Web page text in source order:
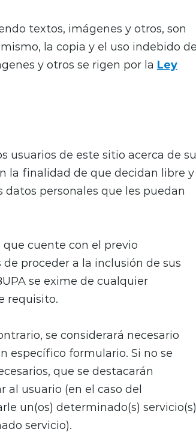
textos, imágenes y otros, son
la copia y el uso indebido
y otros se rigen por la Ley
usuarios de este sitio acerca de su
la finalidad de que decidan libre y
personales que les puedan
cuente con el previo
proceder a la inclusión de sus
se exime de cualquier
requisito.
se considerará necesario
específico formulario. Si no se
que se destacarán
al usuario (en el caso del
un(os) determinado(s) servicio(s)
servicio).